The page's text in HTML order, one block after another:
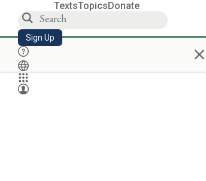
TextsTopicsDonate
Sign Up ×